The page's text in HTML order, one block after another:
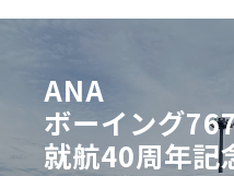
ANA
ボーイング767
就航40周年記